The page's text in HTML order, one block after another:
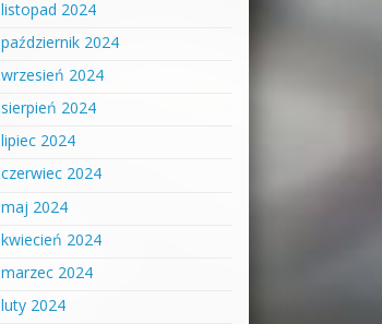
listopad 2024
październik 2024
wrzesień 2024
sierpień 2024
lipiec 2024
czerwiec 2024
maj 2024
kwiecień 2024
marzec 2024
luty 2024